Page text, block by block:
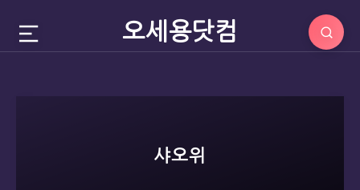
오세용닷컴
샤오위